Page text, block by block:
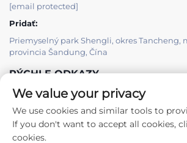
[email protected]
Pridať:
Priemyselný park Shengli, okres Tancheng,
provincia Šandung, Čína
RÝCHLE ODKAZY
PRODUKTY
We value your privacy
We use cookies and similar tools to
If you don't want to accept all cookies,
cookies.